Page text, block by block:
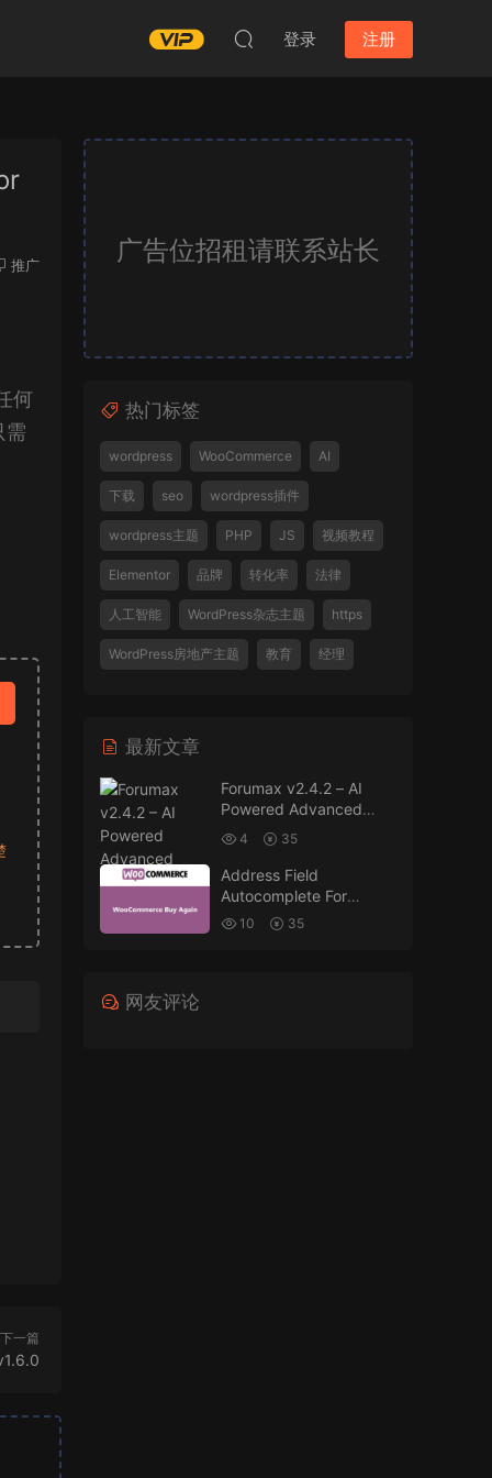
登录 注册
推广
何
需
下一篇
广告位招租请联系站长
热门标签
wordpress WooCommerce AI
下载 seo wordpress插件
wordpress主题 PHP JS 视频教程
Elementor 品牌 转化率 法律
人工智能 WordPress杂志主题 https
WordPress房地产主题 教育 经理
最新文章
Forumax v2.4.2 – AI
Powered Advanced
Community Forum
Plugin
4 35
Address Field
Autocomplete For
WooCommerce v1.3.2
10 35
网友评论